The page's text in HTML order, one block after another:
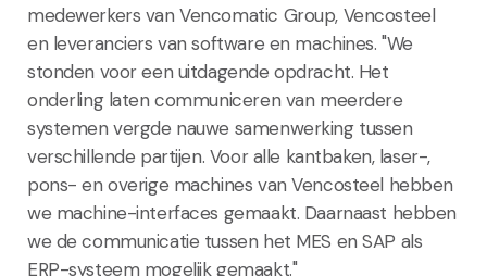
medewerkers van Vencomatic Group, Vencosteel
en leveranciers van software en machines. "We
stonden voor een uitdagende opdracht. Het
onderling laten communiceren van meerdere
systemen vergde nauwe samenwerking tussen
verschillende partijen. Voor alle kantbaken, laser-,
pons- en overige machines van Vencosteel hebben
we machine-interfaces gemaakt. Daarnaast hebben
we de communicatie tussen het MES en SAP als
ERP-systeem mogelijk gemaakt."